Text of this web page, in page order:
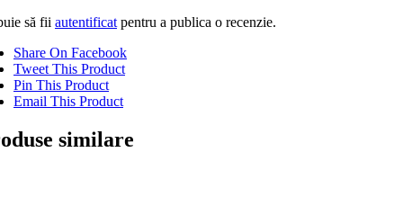
să fii autentificat pentru a publica o recenzie.
Share On Facebook
Tweet This Product
Pin This Product
Email This Product
similare